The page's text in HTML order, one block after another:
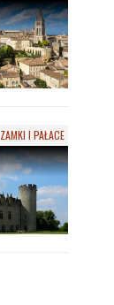
ZAMKI I PAŁACE